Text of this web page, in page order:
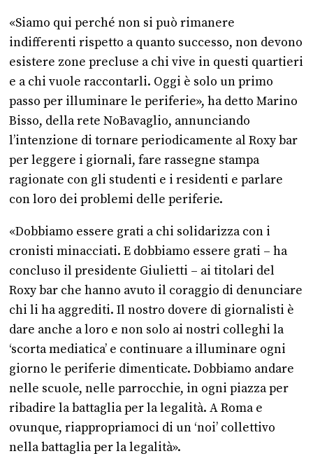
«Siamo qui perché non si può rimanere
indifferenti rispetto a quanto successo, non devono
esistere zone precluse a chi vive in questi quartieri
e a chi vuole raccontarli. Oggi è solo un primo
passo per illuminare le periferie», ha detto Marino
Bisso, della rete NoBavaglio, annunciando
l’intenzione di tornare periodicamente al Roxy bar
per leggere i giornali, fare rassegne stampa
ragionate con gli studenti e i residenti e parlare
con loro dei problemi delle periferie.
«Dobbiamo essere grati a chi solidarizza con i
cronisti minacciati. E dobbiamo essere grati – ha
concluso il presidente Giulietti – ai titolari del
Roxy bar che hanno avuto il coraggio di denunciare
chi li ha aggrediti. Il nostro dovere di giornalisti è
dare anche a loro e non solo ai nostri colleghi la
‘scorta mediatica’ e continuare a illuminare ogni
giorno le periferie dimenticate. Dobbiamo andare
nelle scuole, nelle parrocchie, in ogni piazza per
ribadire la battaglia per la legalità. A Roma e
ovunque, riappropriamoci di un ‘noi’ collettivo
nella battaglia per la legalità».